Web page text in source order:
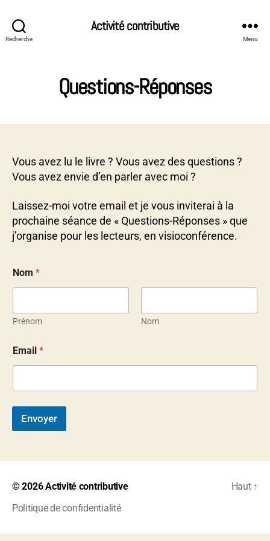
Recherche
Activité contributive
Menu
Questions-Réponses
Vous avez lu le livre ? Vous avez des questions ?
Vous avez envie d’en parler avec moi ?
Laissez-moi votre email et je vous inviterai à la
prochaine séance de « Questions-Réponses » que
j’organise pour les lecteurs, en visioconférence.
m
a
N
Nom *
Prénom Nom
m
a
E
a
Email *
Envoyer
© 2026Activité contributive
Politique de confidentialité
Haut ↑